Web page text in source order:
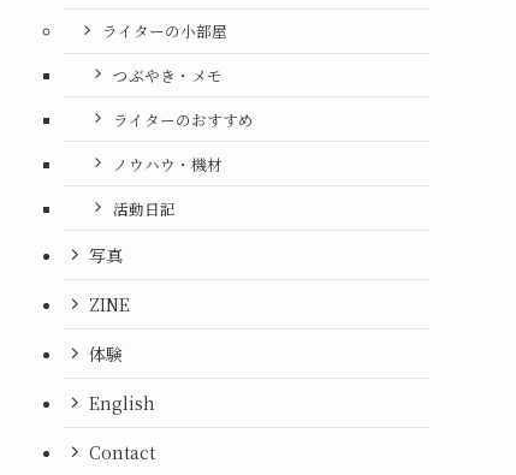
ライターの小部屋
つぶやき・メモ
ライターのおすすめ
ノウハウ・機材
活動日記
写真
ZINE
体験
English
Contact